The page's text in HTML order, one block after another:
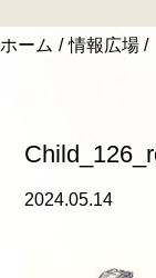
ホーム 情報広場
2024.05.14